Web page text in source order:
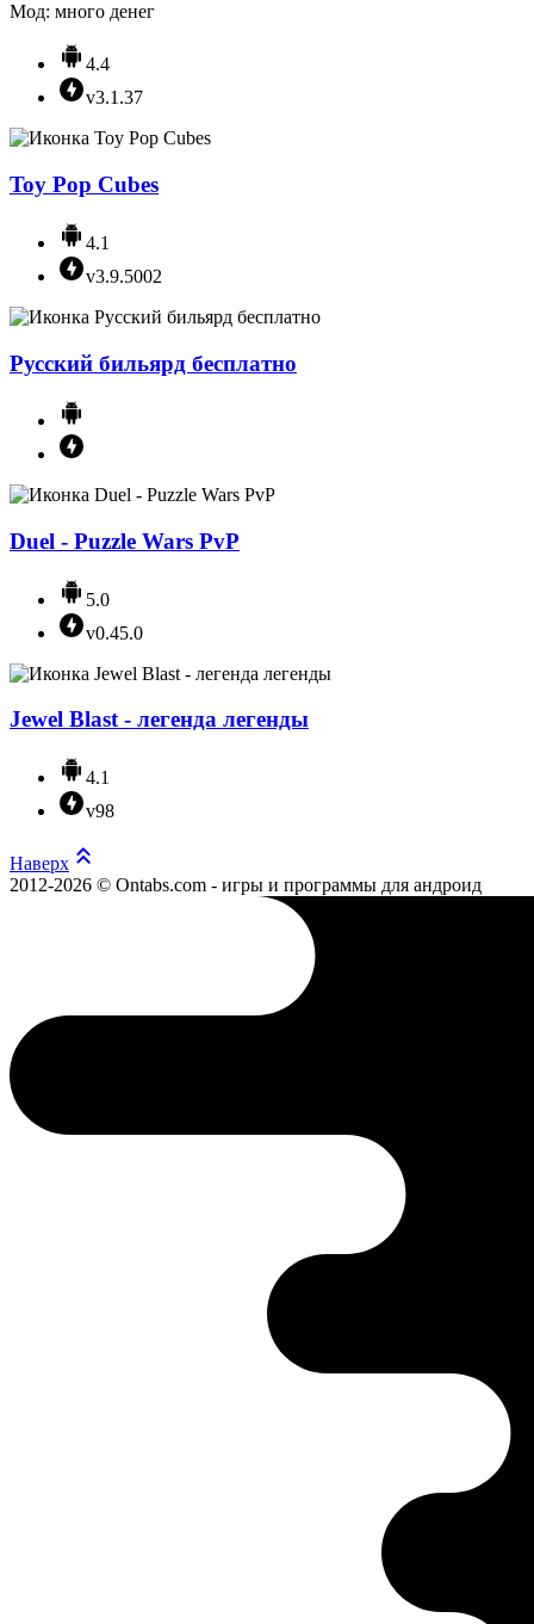
Мод: много денег
4.4
v3.1.37
Toy Pop Cubes
4.1
v3.9.5002
Русский бильярд бесплатно
Duel - Puzzle Wars PvP
5.0
v0.45.0
Jewel Blast - легенда легенды
4.1
v98
Наверх
2012-2026 © Ontabs.com - игры и программы для андроид